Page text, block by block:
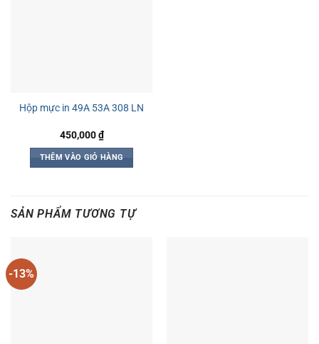
Hộp mực in 49A 53A 308 LN
450,000₫
THÊM VÀO GIỎ HÀNG
SẢN PHẨM TƯƠNG TỰ
-13%